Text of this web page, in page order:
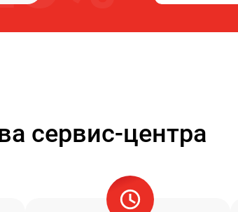
сервис-центра